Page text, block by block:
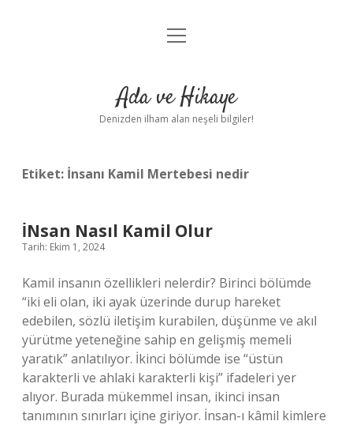
Anasayfa
Yasal Uyarı
menüyü
Ada ve Hikaye
Denizden ilham alan neşeli bilgiler!
Etiket: İnsanı Kamil Mertebesi nedir
İNsan Nasıl Kamil Olur
Tarih: Ekim 1, 2024
Kamil insanın özellikleri nelerdir? Birinci bölümde
“iki eli olan, iki ayak üzerinde durup hareket
edebilen, sözlü iletişim kurabilen, düşünme ve akıl
yürütme yeteneğine sahip en gelişmiş memeli
yaratık” anlatılıyor. İkinci bölümde ise “üstün
karakterli ve ahlaki karakterli kişi” ifadeleri yer
alıyor. Burada mükemmel insan, ikinci insan
tanımının sınırları içine giriyor. İnsan-ı kâmil kimlere